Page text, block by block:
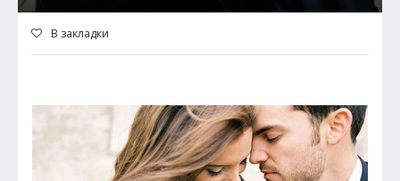
В закладки